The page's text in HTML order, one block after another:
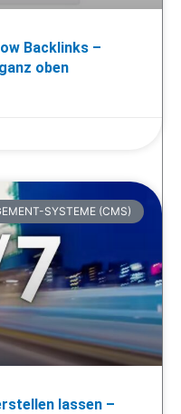
Backlinks –
oben
SYSTEME (CMS)
lassen –